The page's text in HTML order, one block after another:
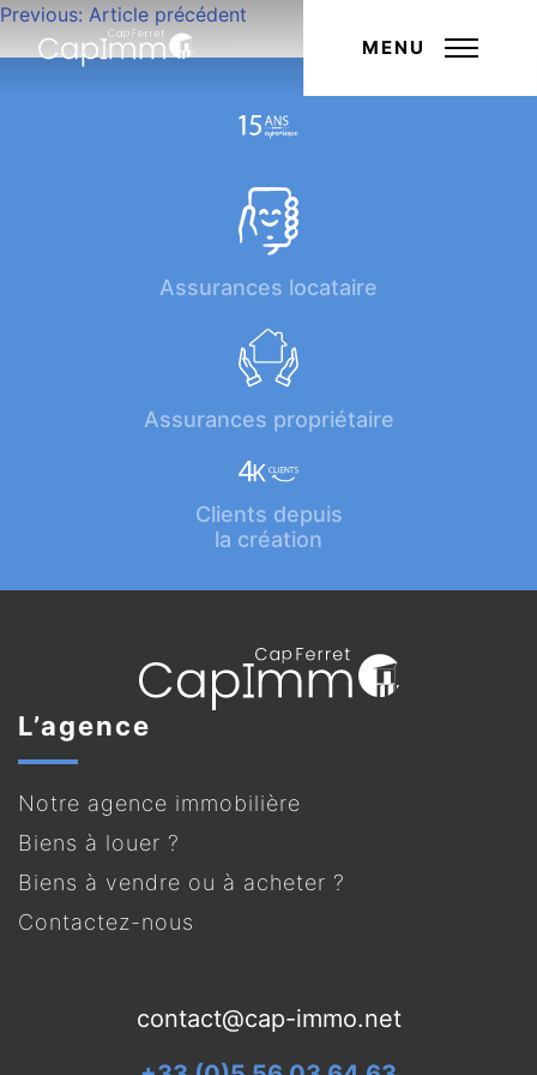
MENU
Navigation
de
Previous: Article précédent
Assurances locataire
Assurances propriétaire
Clients depuis
la création
L’agence
Notre agence immobilière
Biens à louer ?
Biens à vendre ou à acheter ?
Contactez-nous
contact@cap-immo.net